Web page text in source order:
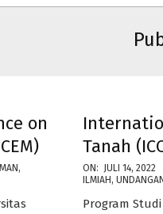
on
,
Tanah
2022-
07-
14
ON: JULI 14, 2022
ILMIAH , UNDANGAN
Program